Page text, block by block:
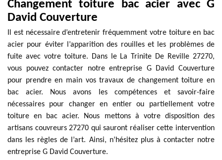
Changement toiture bac acier avec G
David Couverture
Il est nécessaire d’entretenir fréquemment votre toiture en bac
acier pour éviter l’apparition des rouilles et les problèmes de
fuite avec votre toiture. Dans le La Trinite De Reville 27270,
vous pouvez contacter notre entreprise G David Couverture
pour prendre en main vos travaux de changement toiture en
bac acier. Nous avons les compétences et savoir-faire
nécessaires pour changer en entier ou partiellement votre
toiture en bac acier. Nous mettons à votre disposition des
artisans couvreurs 27270 qui sauront réaliser cette intervention
dans les règles de l’art. Ainsi, n’hésitez plus à contacter notre
entreprise G David Couverture.